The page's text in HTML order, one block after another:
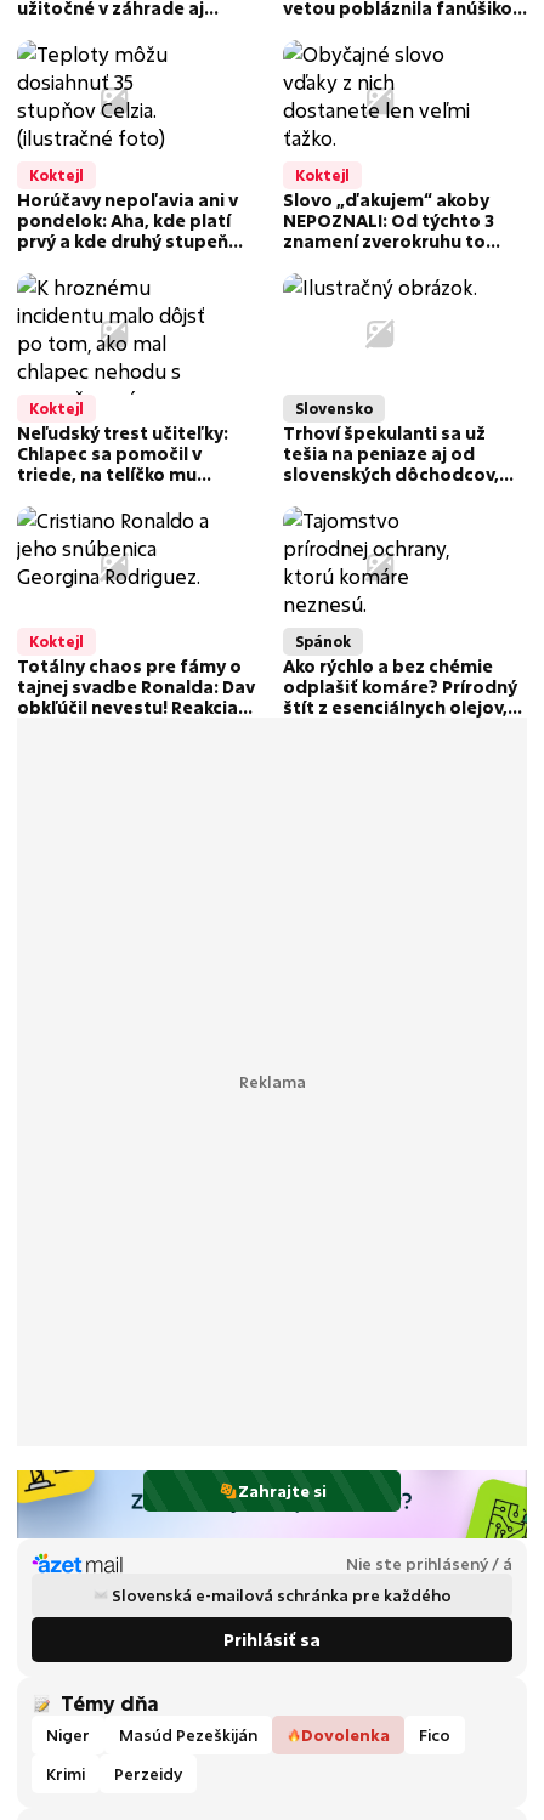
užitočné v záhrade aj
vetou pobláznila fanúšikov:
Koktejl
Horúčavy nepoľavia ani v
pondelok: Aha, kde platí
prvý a kde druhý stupeň
Koktejl
Slovo „ďakujem“ akoby
NEPOZNALI: Od týchto 3
znamení zverokruhu to
medzi ne nepatriť
Koktejl
Neľudský trest učiteľky:
Chlapec sa pomočil v
triede, na telíčko mu
Slovensko
Trhoví špekulanti sa už
tešia na peniaze aj od
slovenských dôchodcov,
odpustky
Koktejl
Totálny chaos pre fámy o
tajnej svadbe Ronalda: Dav
obkľúčil nevestu! Reakcia
Spánok
Ako rýchlo a bez chémie
odplašiť komáre? Prírodný
štít z esenciálnych olejov,
Zahrajte si
Nie ste prihlásený / á
Slovenská e-mailová schránka pre každého
Prihlásiť sa
Témy dňa
Niger Masúd Pezeškiján Dovolenka
Fico
Krimi
Perzeidy